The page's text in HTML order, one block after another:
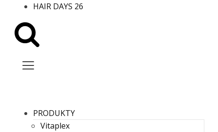
HAIR DAYS 26
PRODUKTY
Vitaplex